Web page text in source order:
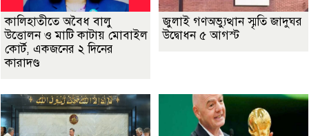
কালিহাতীতে অবৈধ বালু
উত্তোলন ও মাটি কাটায় মোবাইল
কোর্ট, একজনের ২ দিনের
কারাদণ্ড
জুলাই গণঅভ্যুত্থান স্মৃতি জাদুঘর
উদ্বোধন ৫ আগস্ট